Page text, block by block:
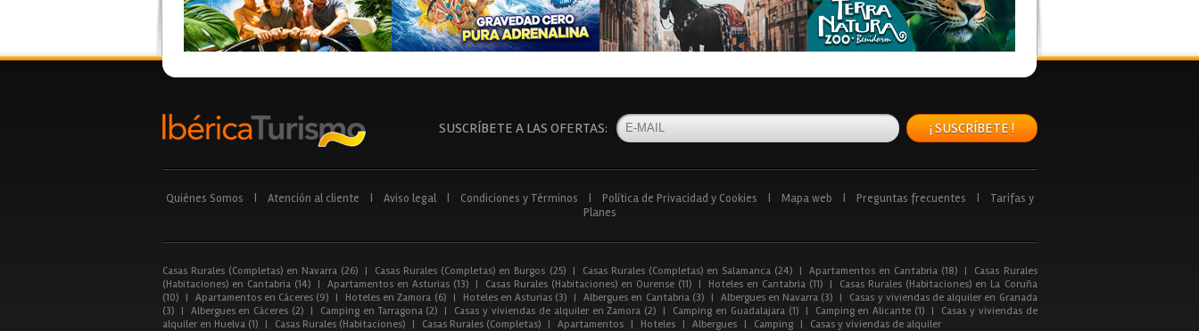
SUSCRÍBETE A LAS OFERTAS: ¡ SUSCRÍBETE !
Quiénes Somos Atención al cliente Aviso legal Condiciones y Términos Política de Privacidad y Cookies Mapa web Preguntas frecuentes
Tarifas y
Planes
Casas Rurales (Completas) en Navarra (26) | Casas Rurales (Completas) en Burgos (25) | Casas Rurales (Completas) en Salamanca (24) | Apartamentos en Cantabria (18) |
Casas Rurales
(Habitaciones) en Cantabria (14)
| Apartamentos en Asturias (13) | Casas Rurales (Habitaciones) en Ourense (11) | Hoteles en Cantabria (11) |
Casas Rurales (Habitaciones) en La Coruña
(10)
| Apartamentos en Cáceres (9) | Hoteles en Zamora (6) | Hoteles en Asturias (3) | Albergues en Cantabria (3) | Albergues en Navarra (3) |
Casas y viviendas de alquiler en Granada
(3)
| Albergues en Cáceres (2) | Camping en Tarragona (2) | Casas y viviendas de alquiler en Zamora (2) | Camping en Guadalajara (1) | Camping en Alicante (1) |
Casas y viviendas de
alquiler en Huelva (1)
| Casas Rurales (Habitaciones) | Casas Rurales (Completas) | Apartamentos | Hoteles | Albergues | Camping | Casas y viviendas de alquiler